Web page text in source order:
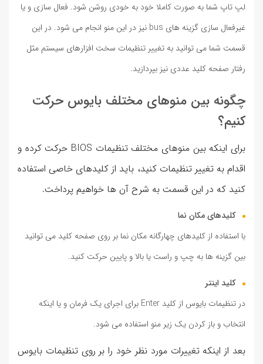
لپ تاپ شما به صورت کاملا خود به خودی روشن شود. فعال سازی و یا
غیرفعال سازی گزینه های bus نیز در این منو انجام می شود. در این
قسمت شما می توانید به تغییر تنظیمات سخت افزارهای سیستم مثل
رفتار صفحه کلید عددی نیز بپردازید.
چگونه بین منوهای مختلف بایوس حرکت
کنیم؟
برای اینکه بین منوهای مختلف تنظیمات BIOS حرکت کرده و
اقدام به تغییر تنظیمات کنید، باید از کلیدهای خاصی استفاده
کنید که در این قسمت به شرح آن ها خواهیم پرداخت.
کلیدهای مکان نما
با استفاده از کلیدهای چهارگانه مکان نما بر روی صفحه کلید می توانید
بین گزینه ها به چپ و راست یا بالا و پایین حرکت کنید.
کلید اینتر
در تنظیمات بایوس از کلید Enter برای اجرای یک فرمان و یا اینکه
انتخاب و باز کردن یک زیر منو استفاده می شود.
بعد از اینکه تغییرات مورد نظر خود را بر روی تنظیمات بایوس